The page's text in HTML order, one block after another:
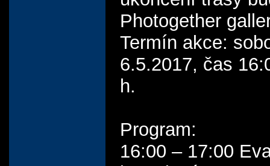
Photogether
Termín akce:
6.5.2017, čas
h.
Program:
16:00 – 17:00